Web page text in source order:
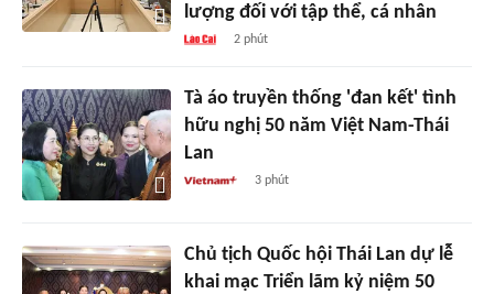
lượng đối với tập thể, cá nhân
2 phút
Tà áo truyền thống 'đan kết' tình
hữu nghị 50 năm Việt Nam-Thái
Lan
3 phút
Chủ tịch Quốc hội Thái Lan dự lễ
khai mạc Triển lãm kỷ niệm 50